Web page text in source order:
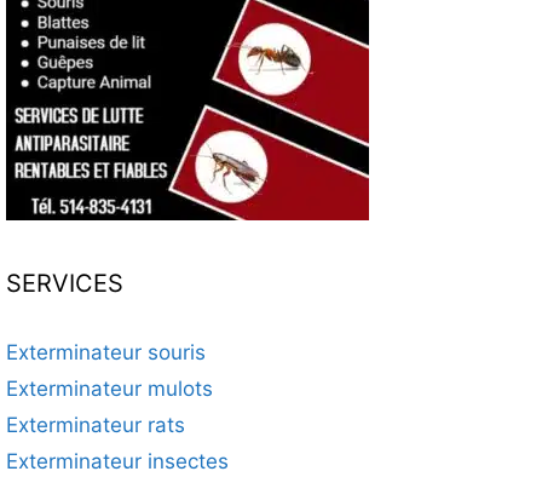
SERVICES
Exterminateur souris
Exterminateur mulots
Exterminateur rats
Exterminateur insectes